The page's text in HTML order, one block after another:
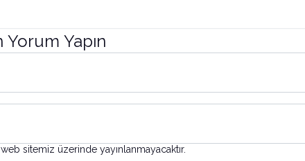
Yapın
sitemiz üzerinde yayınlanmayacaktır.